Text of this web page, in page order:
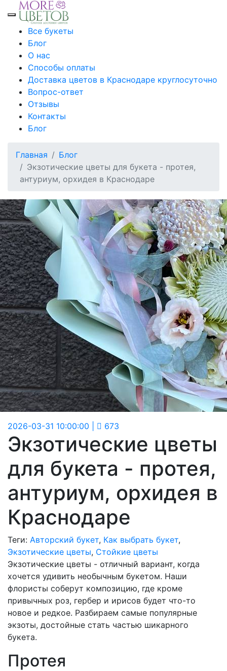
Toggle mobile menu
Все букеты
Блог
О нас
Способы оплаты
Доставка цветов в Краснодаре круглосуточно
Вопрос-ответ
Отзывы
Контакты
Блог
Главная
Блог
Экзотические цветы для букета - протея,
антуриум, орхидея в Краснодаре
2026-03-31 10:00:00 673
Экзотические цветы
для букета - протея,
антуриум, орхидея в
Краснодаре
Теги: Авторский букет, Как выбрать букет,
Экзотические цветы, Стойкие цветы
Экзотические цветы - отличный вариант, когда
хочется удивить необычным букетом. Наши
флористы соберут композицию, где кроме
привычных роз, гербер и ирисов будет что-то
новое и редкое. Разбираем самые популярные
экзоты, достойные стать частью шикарного
букета.
Протея